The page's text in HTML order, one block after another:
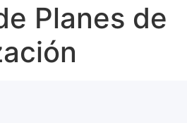
Planes de